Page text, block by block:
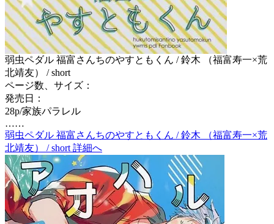
弱虫ペダル 福富さんちのやすともくん / 鈴木 （福富寿一×荒
北靖友） / short
ページ数、サイズ：
発売日：
28p/家族パラレル
……
弱虫ペダル 福富さんちのやすともくん / 鈴木 （福富寿一×荒
北靖友） / short 詳細へ